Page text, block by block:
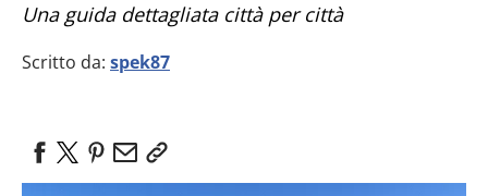
Una guida dettagliata città per città
Scritto da: spek87